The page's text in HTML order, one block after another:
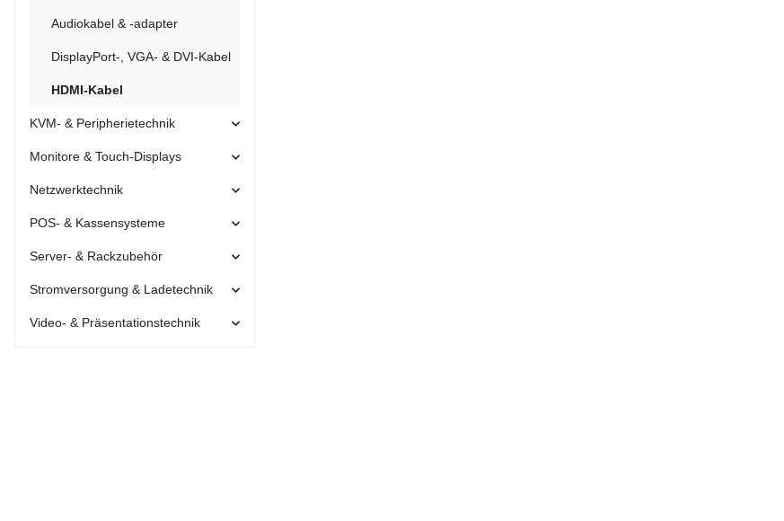
Audiokabel & -adapter
DisplayPort-, VGA- & DVI-Kabel
HDMI-Kabel
KVM- & Peripherietechnik
Monitore & Touch-Displays
Netzwerktechnik
POS- & Kassensysteme
Server- & Rackzubehör
Stromversorgung & Ladetechnik
Video- & Präsentationstechnik